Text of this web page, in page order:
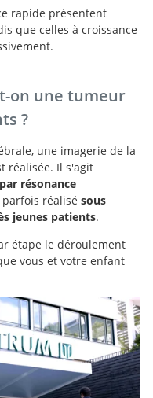
rapide présentent
que celles à croissance
on une tumeur
?
une imagerie de la
réalisée. Il s'agit
résonance
réalisé sous
jeunes patients.
étape le déroulement
vous et votre enfant